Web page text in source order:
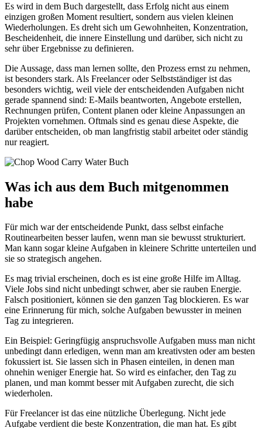
Es wird in dem Buch dargestellt, dass Erfolg nicht aus einem
einzigen großen Moment resultiert, sondern aus vielen kleinen
Wiederholungen. Es dreht sich um Gewohnheiten, Konzentration,
Bescheidenheit, die innere Einstellung und darüber, sich nicht zu
sehr über Ergebnisse zu definieren.
Die Aussage, dass man lernen sollte, den Prozess ernst zu nehmen,
ist besonders stark. Als Freelancer oder Selbstständiger ist das
besonders wichtig, weil viele der entscheidenden Aufgaben nicht
gerade spannend sind: E-Mails beantworten, Angebote erstellen,
Rechnungen prüfen, Content planen oder kleine Anpassungen an
Projekten vornehmen. Oftmals sind es genau diese Aspekte, die
darüber entscheiden, ob man langfristig stabil arbeitet oder ständig
nur reagiert.
Was ich aus dem Buch mitgenommen
habe
Für mich war der entscheidende Punkt, dass selbst einfache
Routinearbeiten besser laufen, wenn man sie bewusst strukturiert.
Man kann sogar kleine Aufgaben in kleinere Schritte unterteilen und
sie so strategisch angehen.
Es mag trivial erscheinen, doch es ist eine große Hilfe im Alltag.
Viele Jobs sind nicht unbedingt schwer, aber sie rauben Energie.
Falsch positioniert, können sie den ganzen Tag blockieren. Es war
eine Erinnerung für mich, solche Aufgaben bewusster in meinen
Tag zu integrieren.
Ein Beispiel: Geringfügig anspruchsvolle Aufgaben muss man nicht
unbedingt dann erledigen, wenn man am kreativsten oder am besten
fokussiert ist. Sie lassen sich in Phasen einteilen, in denen man
ohnehin weniger Energie hat. So wird es einfacher, den Tag zu
planen, und man kommt besser mit Aufgaben zurecht, die sich
wiederholen.
Für Freelancer ist das eine nützliche Überlegung. Nicht jede
Aufgabe verdient die beste Konzentration, die man hat. Es gibt